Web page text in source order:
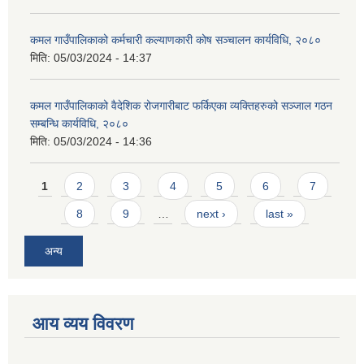
कमल गाउँपालिकाको कर्मचारी कल्याणकारी कोष सञ्चालन कार्यविधि, २०८०
मिति: 05/03/2024 - 14:37
कमल गाउँपालिकाको वैदेशिक रोजगारीबाट फर्किएका व्यक्तिहरुको सञ्जाल गठन
सम्बन्धि कार्यविधि, २०८०
मिति: 05/03/2024 - 14:36
Pages
1 2 3 4 5 6 7
8 9 next › last »
अन्य
आय व्यय विवरण